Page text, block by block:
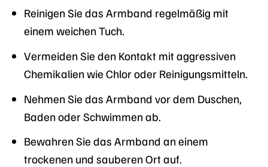
Reinigen Sie das Armband regelmäßig mit
einem weichen Tuch.
Vermeiden Sie den Kontakt mit aggressiven
Chemikalien wie Chlor oder Reinigungsmitteln.
Nehmen Sie das Armband vor dem Duschen,
Baden oder Schwimmen ab.
Bewahren Sie das Armband an einem
trockenen und sauberen Ort auf.